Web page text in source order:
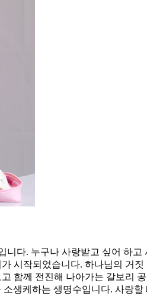
다. 누구나 사랑받고 싶어 하
시작되었습니다. 하나님의 거
함께 전진해 나아가는 갈보리
생케하는 생명수입니다. 사랑